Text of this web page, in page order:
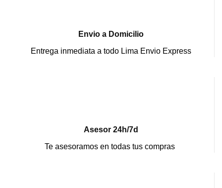
Envio a Domicilio
Entrega inmediata a todo Lima Envio Express
Asesor 24h/7d
Te asesoramos en todas tus compras